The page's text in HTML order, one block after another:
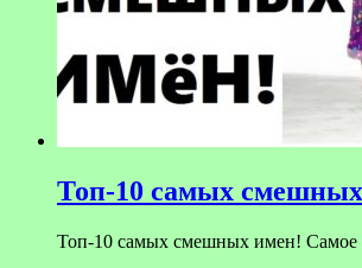
Топ-10 самых
Топ-10 самых смешных имен! Самое